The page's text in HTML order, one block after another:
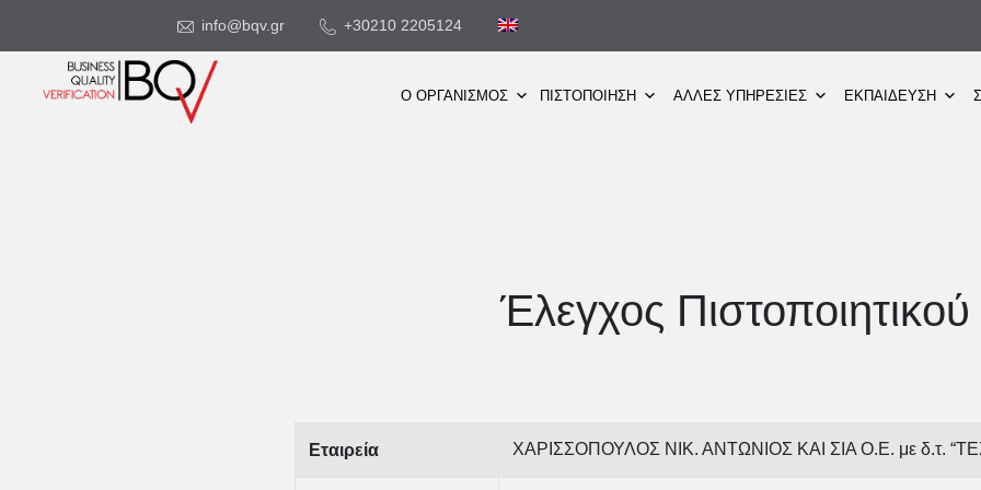
info@bqv.gr +30210 2205124
Ο ΟΡΓΑΝΙΣΜΟΣ ΠΙΣΤΟΠΟΙΗΣΗ ΑΛΛΕΣ ΥΠΗΡΕΣΙΕΣ ΕΚΠΑΙΔΕΥΣΗ
Έλεγχος Πιστοποιητικού
Εταιρεία ΧΑΡΙΣΣΟΠΟΥΛΟΣ ΝΙΚ. ΑΝΤΩΝΙΟΣ ΚΑΙ ΣΙΑ Ο.Ε. με δ.τ.